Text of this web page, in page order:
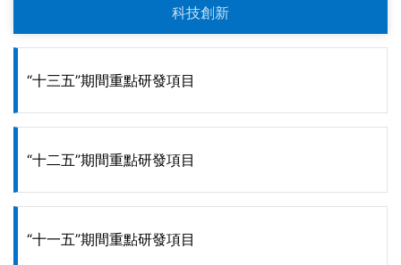
科技創新
“十三五”期間重點研發項目
“十二五”期間重點研發項目
“十一五”期間重點研發項目